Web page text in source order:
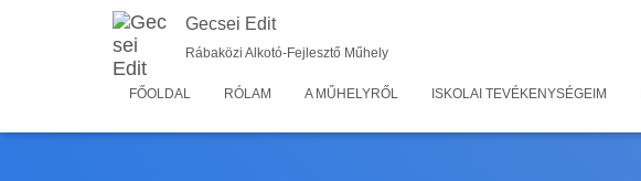
Gecsei Edit
Rábaközi Alkotó-Fejlesztő Műhely
FŐOLDAL RÓLAM A MŰHELYRŐL ISKOLAI TEVÉKENYSÉGEIM